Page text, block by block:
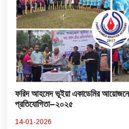
ফরিদ আহমেদ ভূইয়া একাডেমির
প্রতিযোগিতা–২০২৫
14-01-2026